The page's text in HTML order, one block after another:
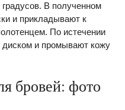
В полученном
и прикладывают к
По истечении
и промывают кожу
бровей: фото